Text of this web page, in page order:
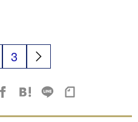
3